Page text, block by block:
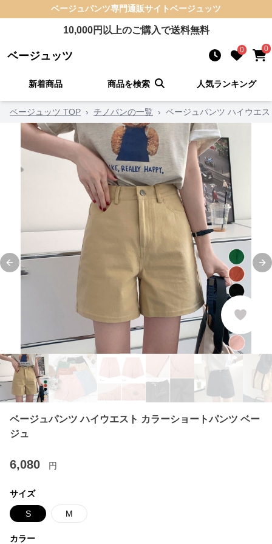
ベージュパンツ専門通販サイトベージュッツ
10,000円以上のご購入で送料無料
ベージュッツ 0 0
新着商品 商品を検索 人気ランキング
ベージュッツ TOP › チノパンの一覧 › ベージュパンツ ハイウエ
Previous slide
ベージュパンツ ハイウエスト カラーショートパンツ ベー
ジュ
6,080 円
サイズ
S M
カラー